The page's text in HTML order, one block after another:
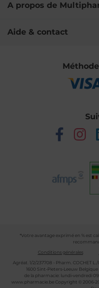
A propos de
Aide & contact
*Votre avantage exprimé en % est
Conditions générales
Agréat. 1/2/237708 - Pharm. COCHET
1600 Sint-Pieters-Leeuw
de la pharmacie: lundi-vendredi
www.pharmacie.beCopyright © 2006-